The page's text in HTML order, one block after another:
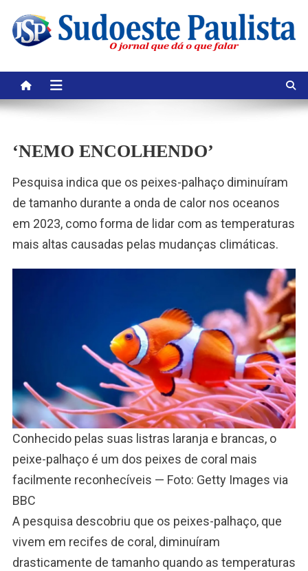
content
‘NEMO ENCOLHENDO’
Pesquisa indica que os peixes-palhaço diminuíram
de tamanho durante a onda de calor nos oceanos
em 2023, como forma de lidar com as temperaturas
mais altas causadas pelas mudanças climáticas.
Conhecido pelas suas listras laranja e brancas, o
peixe-palhaço é um dos peixes de coral mais
facilmente reconhecíveis — Foto: Getty Images via
BBC
A pesquisa descobriu que os peixes-palhaço, que
vivem em recifes de coral, diminuíram
drasticamente de tamanho quando as temperaturas